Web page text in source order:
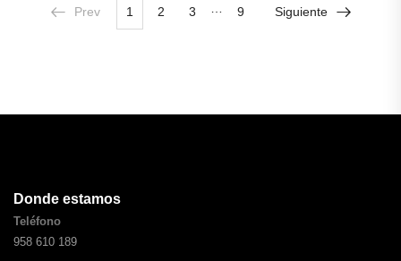
Prev 1 2 3 … 9 Siguiente
Donde estamos
Teléfono
958 610 189